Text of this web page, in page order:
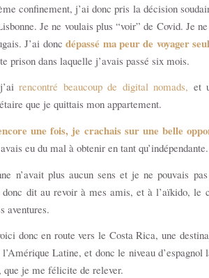
confinement, j’ai donc pris la décision
Je ne voulais plus “voir” de Covid. Je
J’ai doncdépassé ma peur de voyager
prison dans laquelle j’avais passé six mois.
rencontré beaucoup de digital nomads, et
que je quittais mon appartement.
une fois, je crachais sur une belle
eu du mal à obtenir en tant qu’indépendante.
n’avait plus aucun sens et je ne pouvais pas
donc dit au revoir à mes amis, et à l’aïkido, le
aventures.
donc en route vers le Costa Rica, une
Latine, et donc le niveau
que je me félicite de relever.